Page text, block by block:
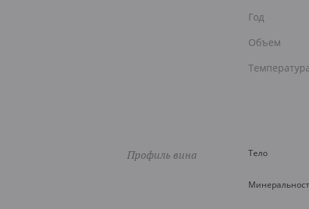
Год
Объем
Профиль вина Тело